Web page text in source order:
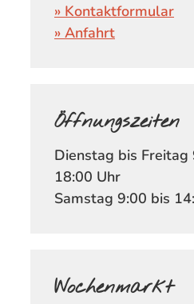
» Kontaktformular
» Anfahrt
Öffnungszeiten
Dienstag bis Freitag
18:00 Uhr
Samstag 9:00 bis
Wochenmarkt